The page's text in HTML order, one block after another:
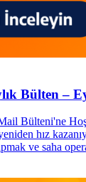
Bülten –
Bülteni'ne
hız
ve saha